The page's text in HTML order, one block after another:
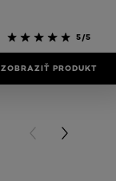
5/5
ZOBRAZIŤ PRODUKT
PREVIOUS CARD
NEXT CARD